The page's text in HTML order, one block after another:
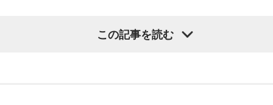
次回8月8日（土）の放送は、シンガーソングライター・バー
この記事を読む